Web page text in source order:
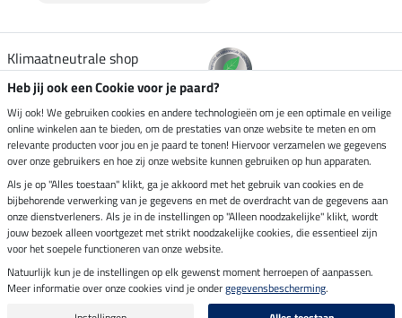
Klimaatneutrale shop
Verzending per
Veilig betalen met
Impressum
Laatste update op 06.08.2026 om 03:11 uur
Heb jij ook een Cookie voor je paard?
Wij ook! We gebruiken cookies en andere technologieën om je een optimale en veilige
online winkelen aan te bieden, om de prestaties van onze website te meten en om
relevante producten voor jou en je paard te tonen! Hiervoor verzamelen we gegevens
over onze gebruikers en hoe zij onze website kunnen gebruiken op hun apparaten.
Als je op "Alles toestaan" klikt, ga je akkoord met het gebruik van cookies en de
bijbehorende verwerking van je gegevens en met de overdracht van de gegevens aan
onze dienstverleners. Als je in de instellingen op "Alleen noodzakelijke" klikt, wordt
jouw bezoek alleen voortgezet met strikt noodzakelijke cookies, die essentieel zijn
voor het soepele functioneren van onze website.
Natuurlijk kun je de instellingen op elk gewenst moment herroepen of aanpassen.
Meer informatie over onze cookies vind je ondergegevensbescherming.